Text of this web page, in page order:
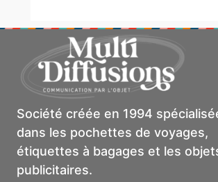
Société créée en 1994
dans les pochettes de voyages,
étiquettes à bagages et les
publicitaires.